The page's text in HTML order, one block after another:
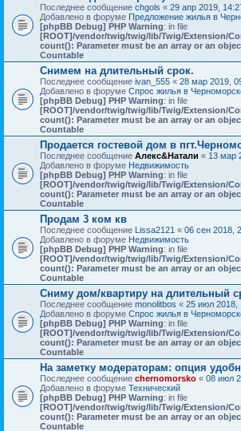
Последнее сообщение chgols « 29 апр 2019,
Добавлено в форуме Предложение жилья в
[phpBB Debug] PHP Warning: in file
[ROOT]/vendor/twig/twig/lib/Twig/Extension/
count(): Parameter must be an array or an
Countable
Снимем на длительный срок.
Последнее сообщение ivan_555 « 28 мар 2019,
Добавлено в форуме Спрос жилья в
[phpBB Debug] PHP Warning: in file
[ROOT]/vendor/twig/twig/lib/Twig/Extension/
count(): Parameter must be an array or an
Countable
Продается гостевой дом в
Последнее сообщение Алекс&Натали « 13 мар
Добавлено в форуме Недвижимость
[phpBB Debug] PHP Warning: in file
[ROOT]/vendor/twig/twig/lib/Twig/Extension/
count(): Parameter must be an array or an
Countable
Продам 3 ком кв
Последнее сообщение Lissa2121 « 06 сен 2018,
Добавлено в форуме Недвижимость
[phpBB Debug] PHP Warning: in file
[ROOT]/vendor/twig/twig/lib/Twig/Extension/
count(): Parameter must be an array or an
Countable
Сниму дом/квартиру на длительный
Последнее сообщение monolitbos « 25 июл 2018,
Добавлено в форуме Спрос жилья в
[phpBB Debug] PHP Warning: in file
[ROOT]/vendor/twig/twig/lib/Twig/Extension/
count(): Parameter must be an array or an
Countable
На заметку модераторам: опция
Последнее сообщение chernomorsko « 08 июл
Добавлено в форуме Технический
[phpBB Debug] PHP Warning: in file
[ROOT]/vendor/twig/twig/lib/Twig/Extension/
count(): Parameter must be an array or an
Countable